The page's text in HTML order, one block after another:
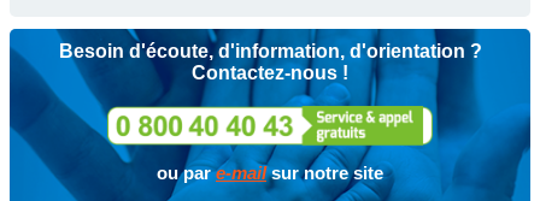
Besoin d'écoute, d'information, d'orientation ?
Contactez-nous !
ou pare-mailsur notre site